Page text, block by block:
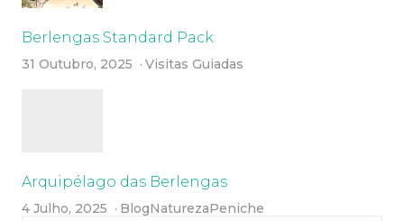
Berlengas Standard Pack
31 Outubro, 2025 Visitas Guiadas
Arquipélago das Berlengas
4 Julho, 2025 BlogNaturezaPeniche